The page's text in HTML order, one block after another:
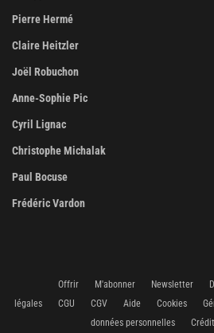
Pierre Hermé
Claire Heitzler
Joël Robuchon
Anne-Sophie Pic
Cyril Lignac
Christophe Michalak
Paul Bocuse
Frédéric Vardon
Offrir M'abonner Newsletter
légales
CGU CGV Aide Cookies
données personnelles